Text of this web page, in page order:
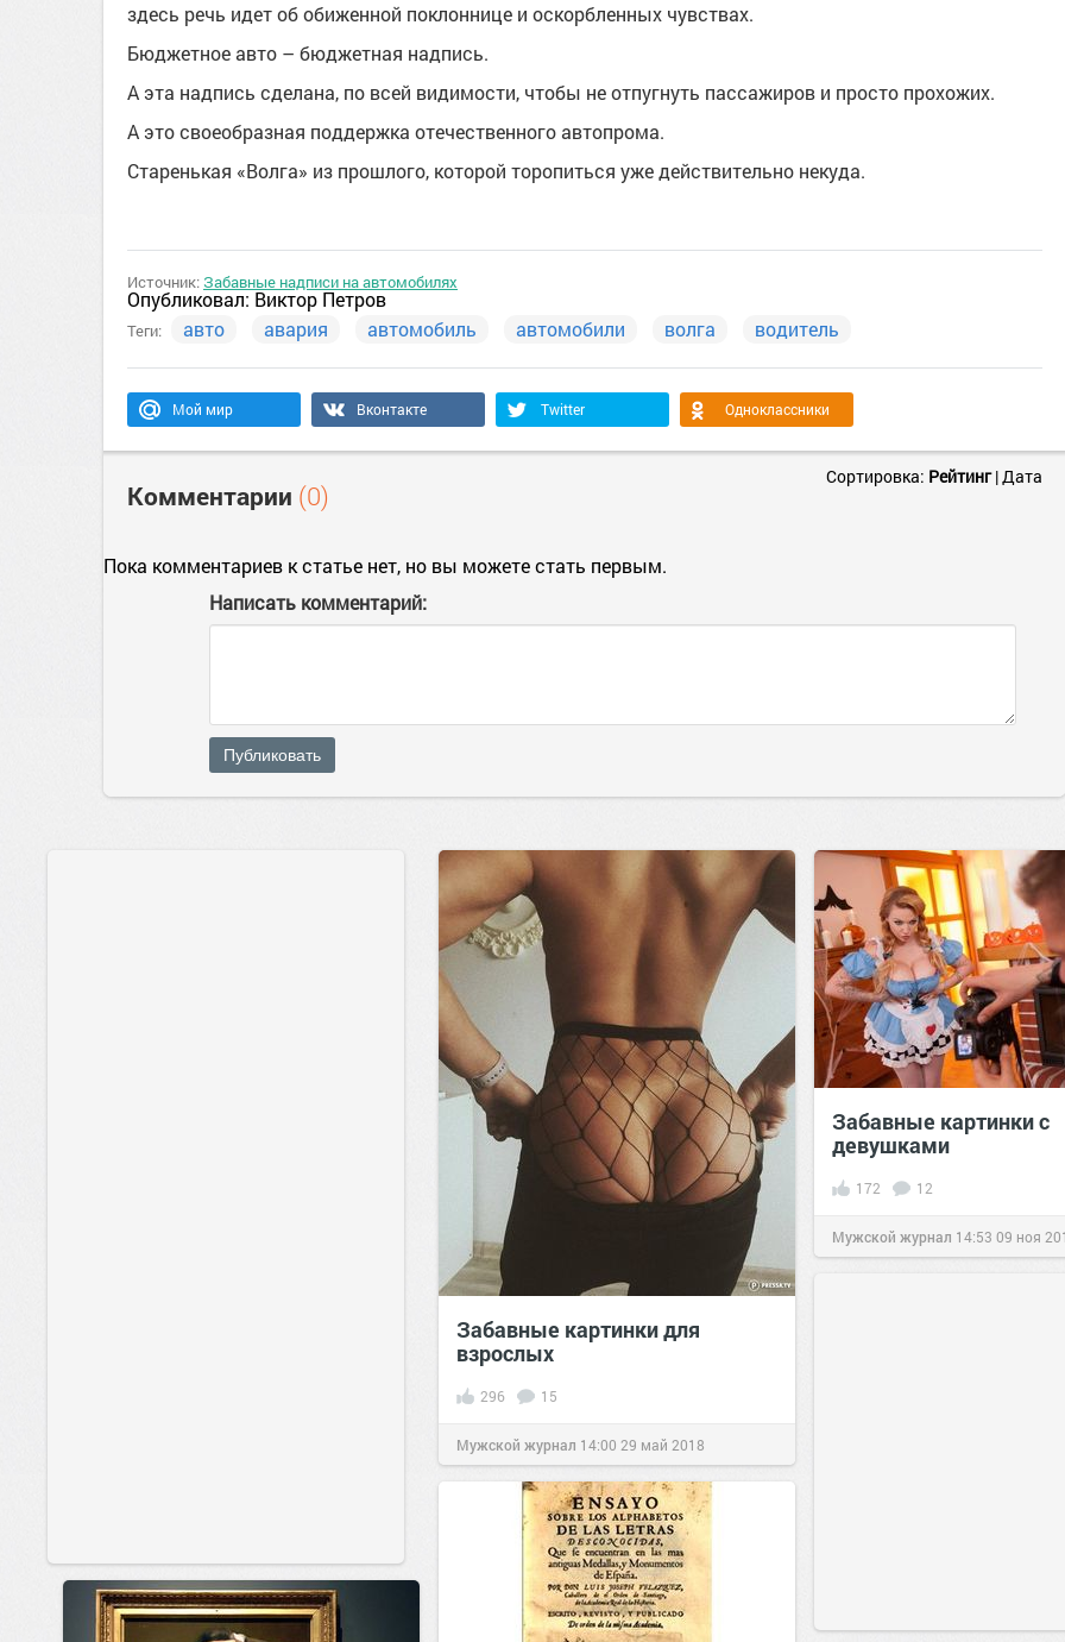
здесь речь идет об обиженной поклоннице и оскорбленных чувствах.
Бюджетное авто – бюджетная надпись.
А эта надпись сделана, по всей видимости, чтобы не отпугнуть пассажиров и просто прохожих.
А это своеобразная поддержка отечественного автопрома.
Старенькая «Волга» из прошлого, которой торопиться уже действительно некуда.
Источник:Забавные надписи на автомобилях
Опубликовал: Виктор Петров
Теги: авто авария автомобиль автомобили волга водитель
Мой мир Вконтакте Twitter Одноклассники
Комментарии (0)
Сортировка: Рейтинг|Дата
Пока комментариев к статье нет, но вы можете стать первым.
Написать комментарий:
Публиковать
Забавные картинки для
взрослых
296 15
Мужской журнал 14:00 29 май 2018
Забавные картинки с
девушками
172 12
Мужской журнал 14:53 09 ноя